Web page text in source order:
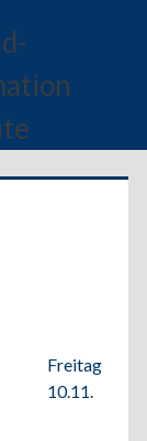
Freitag
10.11.